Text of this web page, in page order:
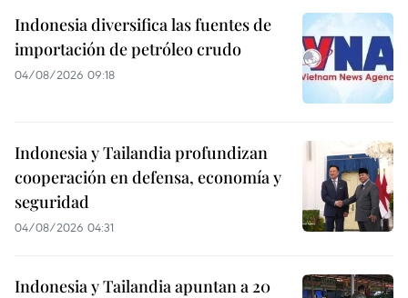
Indonesia diversifica las fuentes de
importación de petróleo crudo
04/08/2026 09:18
Indonesia y Tailandia profundizan
cooperación en defensa, economía y
seguridad
04/08/2026 04:31
Indonesia y Tailandia apuntan a 20